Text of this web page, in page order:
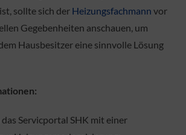
sollte sich der Heizungsfachmann vor
Gegebenheiten anschauen, um
Hausbesitzer eine sinnvolle Lösung
das Servicportal SHK mit einer